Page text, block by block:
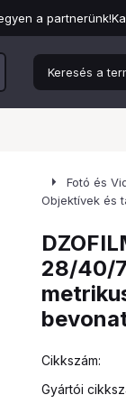
a partnerünk!
arrow_right Fotó és
Objektívek és
28/40/
Cikkszám:
Gyártói